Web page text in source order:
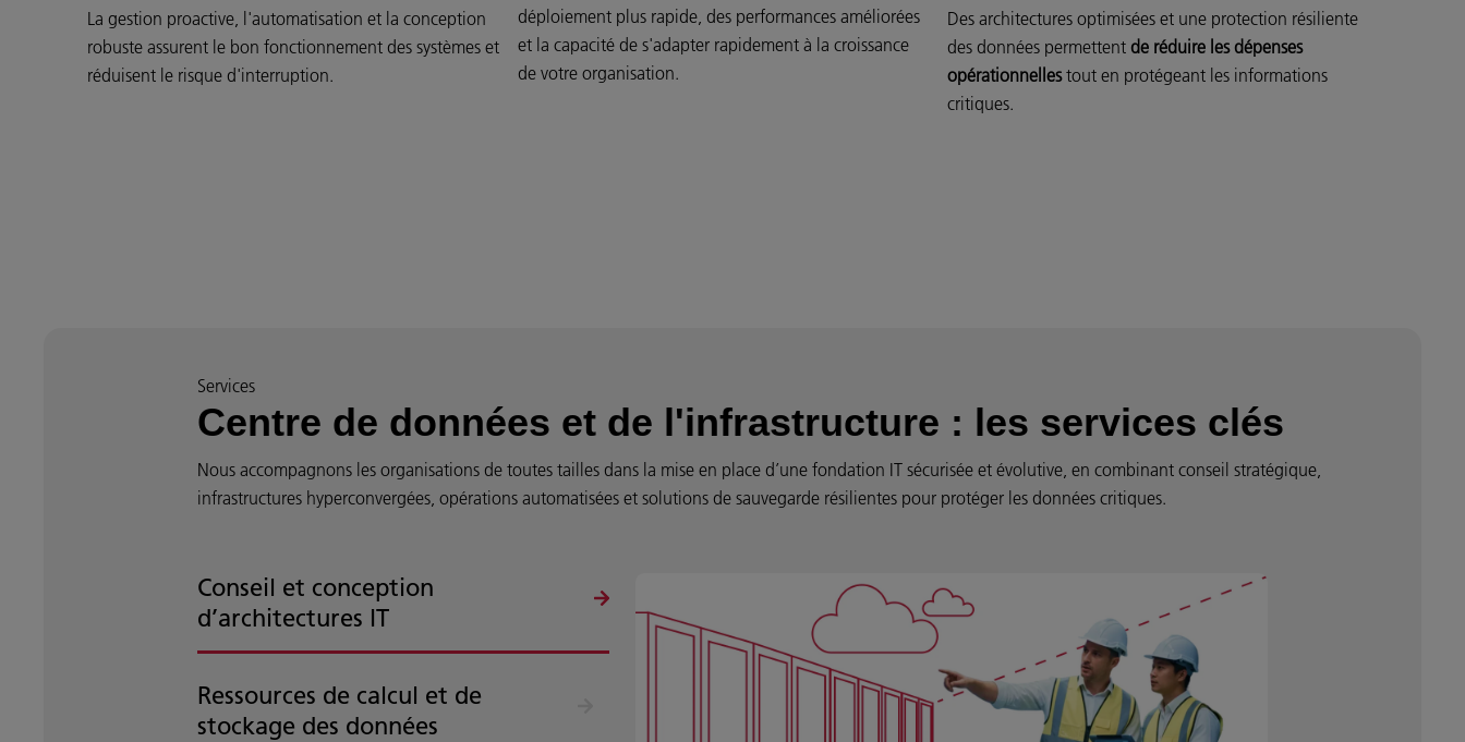
La gestion proactive, l'automatisation et la conception
robuste assurent le bon fonctionnement des systèmes et
réduisent le risque d'interruption.
déploiement plus rapide, des performances améliorées
et la capacité de s'adapter rapidement à la croissance
de votre organisation.
Des architectures optimisées et une protection résiliente
des données permettent de réduire les dépenses
opérationnellestout en protégeant les informations
critiques.
Services
Centre de données et de l'infrastructure : les services clés
Nous accompagnons les organisations de toutes tailles dans la mise en place d’une fondation IT sécurisée et évolutive, en combinant conseil stratégique,
infrastructures hyperconvergées, opérations automatisées et solutions de sauvegarde résilientes pour protéger les données critiques.
Conseil et conception
d’architectures IT
Ressources de calcul et de
stockage des données